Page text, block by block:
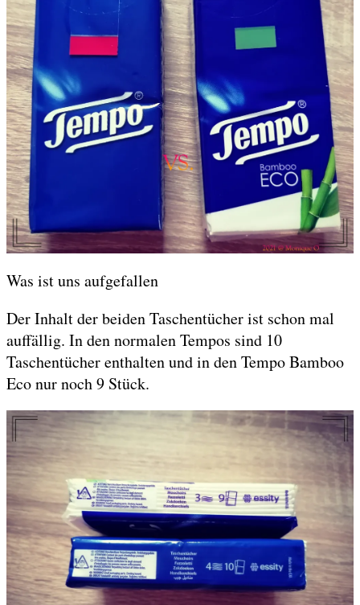
Was ist uns aufgefallen
Der Inhalt der beiden Taschentücher ist schon mal
auffällig. In den normalen Tempos sind 10
Taschentücher enthalten und in den Tempo Bamboo
Eco nur noch 9 Stück.